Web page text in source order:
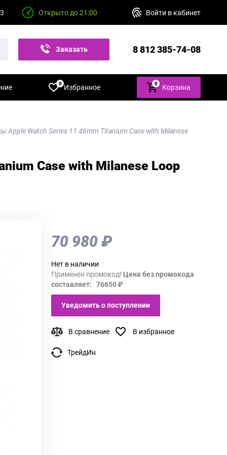
Открыто до 21:00 Войти в кабинет
Заказать 8 812 385-74-08
Избранное
0 0 Корзина
Apple Watch Series 11 46mm Titanium Case with Milanese
Case with Milanese Loop
70 980 ₽
Нет в наличии
Применен промокод! Цена без промокода
составляет: 76650 ₽
Уведомить о поступлении
В сравнение В избранное
ТрейдИн